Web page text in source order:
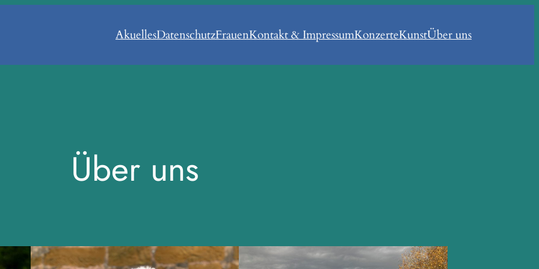
AkuellesDatenschutzFrauenKontakt & ImpressumKonzerteKunstÜber uns
Über uns